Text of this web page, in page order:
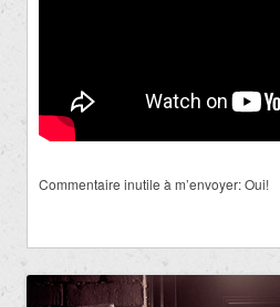
Commentaire inutile à m’envoyer: Oui!